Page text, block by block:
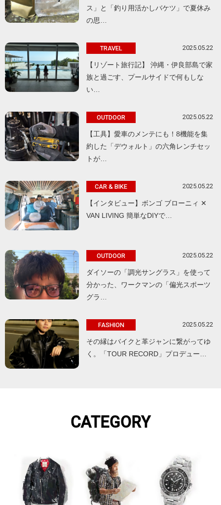
ス」と「釣り用活かしバケツ」で夏休み
の思…
TRAVEL 2025.05.22
【リゾート旅行記】 沖縄・伊良部島で家
族と過ごす、プールサイドで何もしな
い…
OUTDOOR 2025.05.22
【工具】愛車のメンテにも！8機能を集
約した「デウォルト」の六角レンチセッ
トが…
CAR & BIKE 2025.05.22
【インタビュー】ボンゴ ブローニィ ✕
VAN LIVING 簡単なDIYで…
OUTDOOR 2025.05.22
ダイソーの「調光サングラス」を使って
分かった、ワークマンの「偏光スポーツ
グラ…
FASHION 2025.05.22
その縁はバイクと革ジャンに繋がってゆ
く。「TOUR RECORD」プロデュー…
CATEGORY